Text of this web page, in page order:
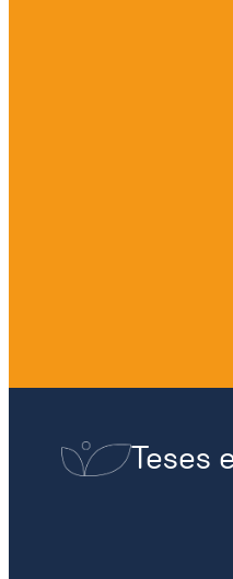
Teses